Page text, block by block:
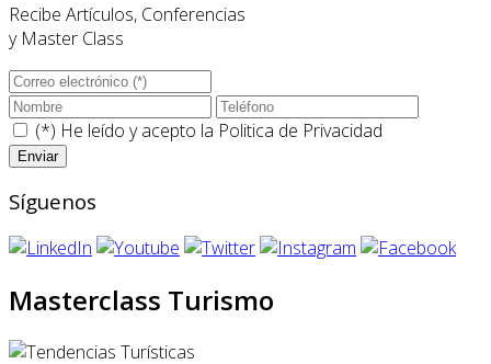
Recibe Artículos, Conferencias
y Master Class
(*) He leído y acepto la Politica de Privacidad
Síguenos
Masterclass Turismo